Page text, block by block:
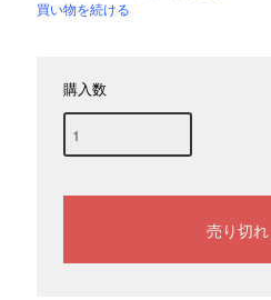
買い物を続ける
購入数